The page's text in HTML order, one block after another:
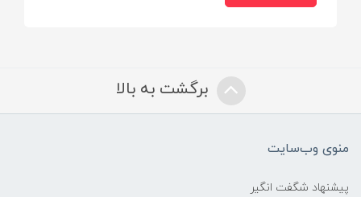
برگشت به بالا
منوی وب‌سایت
پیشنهاد شگفت انگیر